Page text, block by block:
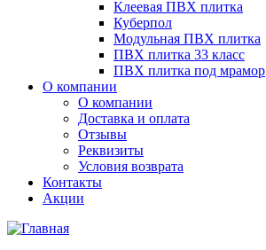
Клеевая ПВХ плитка
Куберпол
Модульная ПВХ плитка
ПВХ плитка 33 класс
ПВХ плитка под мрамор
О компании
О компании
Доставка и оплата
Отзывы
Реквизиты
Условия возврата
Контакты
Акции